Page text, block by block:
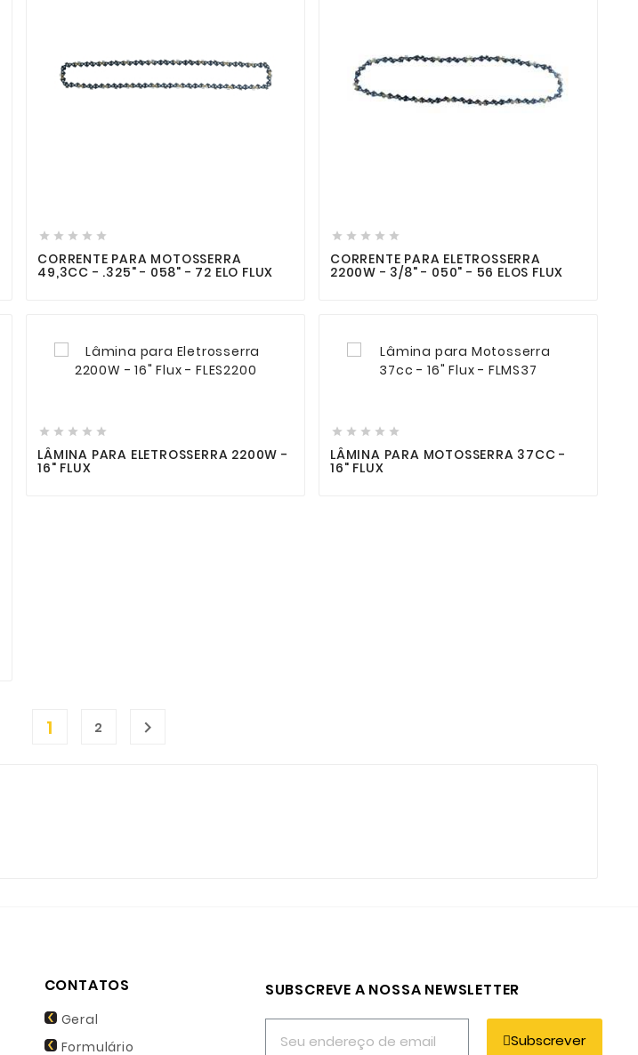
    
CORRENTE PARA MOTOSSERRA
49,3CC - .325" - 058" - 72 ELO FLUX
    
CORRENTE PARA ELETROSSERRA
2200W - 3/8" - 050" - 56 ELOS FLUX
    
LÂMINA PARA ELETROSSERRA 2200W -
16" FLUX
    
LÂMINA PARA MOTOSSERRA 37CC -
16" FLUX
1 2 
CONTATOS
Geral
Formulário
SUBSCREVE A NOSSA NEWSLETTER
Subscrever